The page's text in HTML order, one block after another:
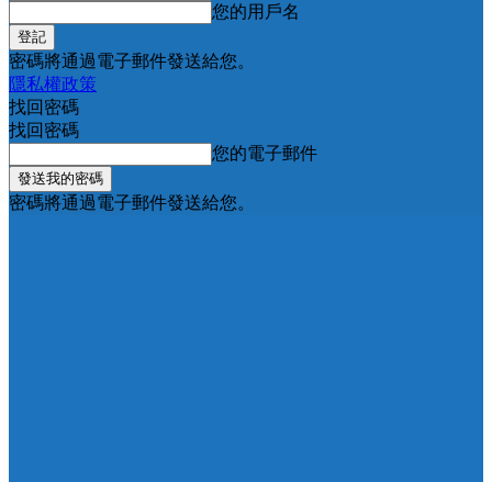
您的用戶名
密碼將通過電子郵件發送給您。
隱私權政策
找回密碼
找回密碼
您的電子郵件
密碼將通過電子郵件發送給您。